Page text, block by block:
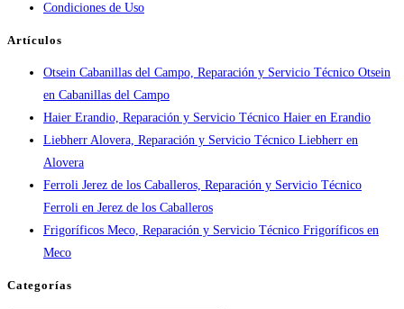
real
en
España
Condiciones de Uso
Artículos
Otsein Cabanillas del Campo, Reparación y Servicio Técnico Otsein
en Cabanillas del Campo
Haier Erandio, Reparación y Servicio Técnico Haier en Erandio
Liebherr Alovera, Reparación y Servicio Técnico Liebherr en
Alovera
Ferroli Jerez de los Caballeros, Reparación y Servicio Técnico
Ferroli en Jerez de los Caballeros
Frigoríficos Meco, Reparación y Servicio Técnico Frigoríficos en
Meco
Categorías